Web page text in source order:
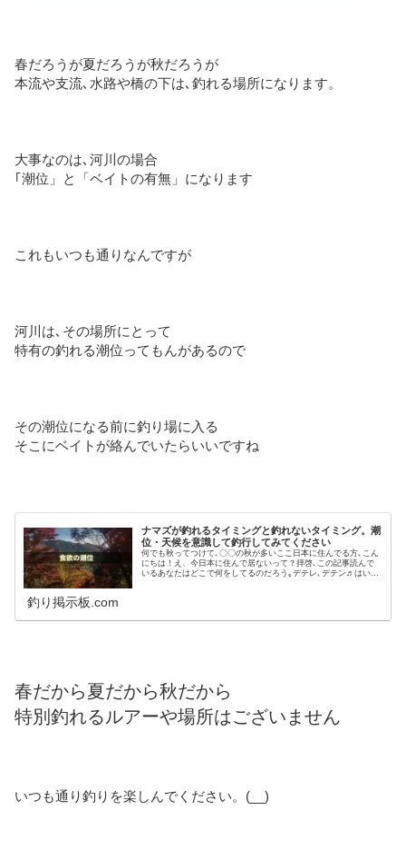
春だろうが夏だろうが秋だろうが
本流や支流､水路や橋の下は､釣れる場所になります。
大事なのは､河川の場合
｢潮位」と「ベイトの有無」になります
これもいつも通りなんですが
河川は､その場所にとって
特有の釣れる潮位ってもんがあるので
その潮位になる前に釣り場に入る
そこにベイトが絡んでいたらいいですね
ナマズが釣れるタイミングと釣れないタイミング。潮
位・天候を意識して釣行してみてください
何でも秋ってつけて､〇〇の秋が多いここ日本に住んでる方､こん
にちは！え、今日本に住んで居ないって？拝啓､この記事読んで
いるあなたはどこで何をしてるのだろう｡デテレ､デテン♬はい､
釣り掲示板.com
春だから夏だから秋だから
特別釣れるルアーや場所はございません
いつも通り釣りを楽しんでください。(__)